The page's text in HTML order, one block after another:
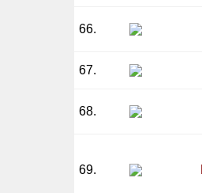
66.
67.
68.
69.